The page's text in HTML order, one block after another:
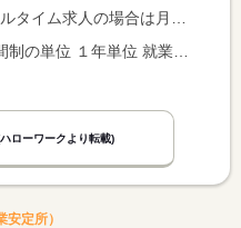
、パート求人の場合は時間額を表示しています。
ローワークより転載)
定所）